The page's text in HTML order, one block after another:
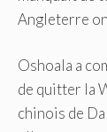
Angleterre
Oshoala a
de quitter la
chinois de